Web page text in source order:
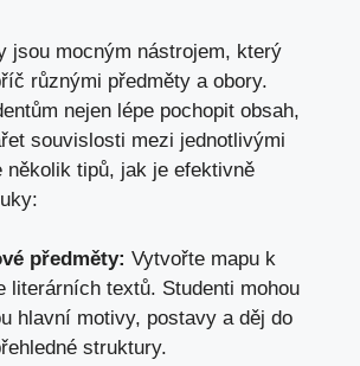
jsou mocným nástrojem, který
různými předměty a obory.
nejen lépe pochopit obsah,
souvislosti mezi jednotlivými
několik tipů, jak je efektivně
předměty: Vytvořte mapu k
literárních textů. Studenti mohou
hlavní motivy, postavy a děj do
struktury.